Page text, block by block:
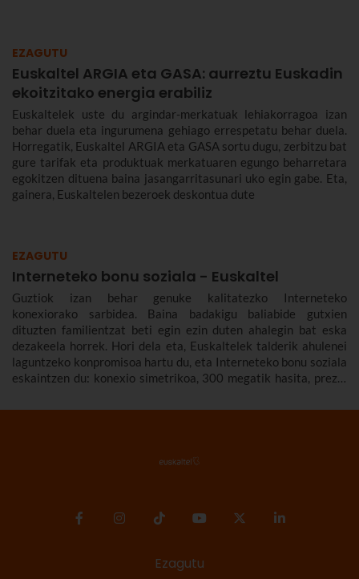
EZAGUTU
Euskaltel ARGIA eta GASA: aurreztu Euskadin
ekoitzitako energia erabiliz
Euskaltelek uste du argindar-merkatuak lehiakorragoa izan
behar duela eta ingurumena gehiago errespetatu behar duela.
Horregatik, Euskaltel ARGIA eta GASA sortu dugu, zerbitzu bat
gure tarifak eta produktuak merkatuaren egungo beharretara
egokitzen dituena baina jasangarritasunari uko egin gabe. Eta,
gainera, Euskaltelen bezeroek deskontua dute
EZAGUTU
Interneteko bonu soziala - Euskaltel
Guztiok izan behar genuke kalitatezko Interneteko
konexiorako sarbidea. Baina badakigu baliabide gutxien
dituzten familientzat beti egin ezin duten ahalegin bat eska
dezakeela horrek. Hori dela eta, Euskaltelek talderik ahulenei
laguntzeko konpromisoa hartu du, eta Interneteko bonu soziala
eskaintzen du: konexio simetrikoa, 300 megatik hasita, prezio
Ezagutu